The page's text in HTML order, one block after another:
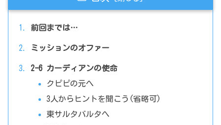
前回までは…
ミッションのオファー
2ｰ6 カーディアンの使命
クピピの元へ
3人からヒントを聞こう(省略可)
東サルタバルタへ